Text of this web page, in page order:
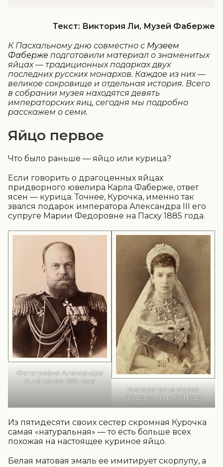
Текст: Виктория Ли, Музей Фаберже
К Пасхальному дню совместно с Музеем
Фаберже подготовили материал о знаменитых
яйцах — традиционных подарках двух
последних русских монархов. Каждое из них —
великое сокровище и отдельная история. Всего
в собрании музея находятся девять
императорских яиц, сегодня мы подробно
расскажем о семи.
Яйцо первое
Что было раньше — яйцо или курица?
Если говорить о драгоценных яйцах
придворного ювелира Карла Фаберже, ответ
ясен — курица. Точнее, Курочка, именно так
звался подарок императора Александра III его
супруге Марии Федоровне на Пасху 1885 года.
Фотография Александра
III, не ранее 1881 года
Императрица Мария
Фёдоровна в 1881 году
Из пятидесяти своих сестер скромная Курочка
самая «натуральная» — то есть больше всех
похожая на настоящее куриное яйцо.
Белая матовая эмаль ее имитирует скорлупу, а